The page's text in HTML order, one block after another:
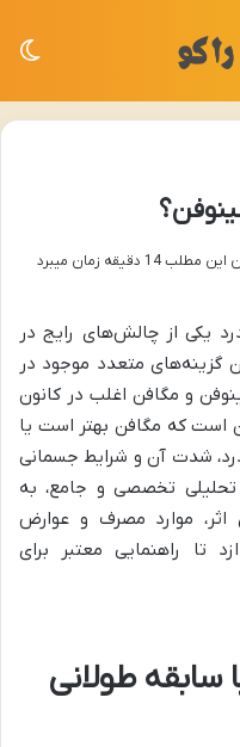
14 دقیقه زمان میبرد
یکی از چالش‌های رایج در
گزینه‌های متعدد موجود در
و مگافن اغلب در کانون
است که مگافن بهتر است یا
شدت آن و شرایط جسمانی
تحلیلی تخصصی و جامع، به
اثر، موارد مصرف و عوارض
تا راهنمایی معتبر برای
سابقه طولانی